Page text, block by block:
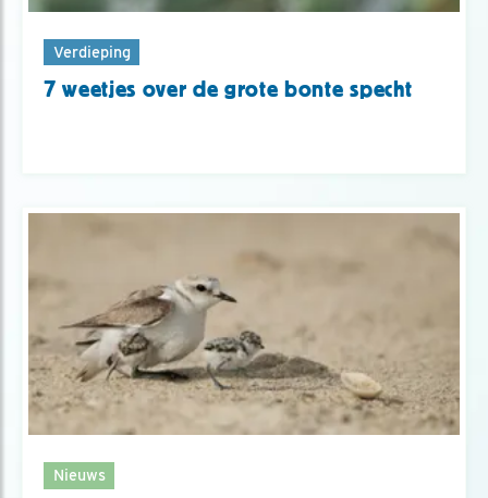
Verdieping
7 weetjes over de grote bonte specht
Nieuws